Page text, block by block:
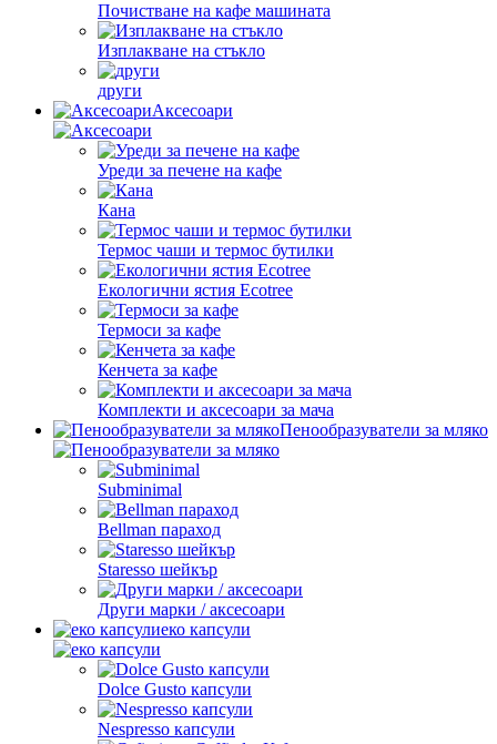
Почистване на кафе машината
Изплакване на стъкло
други
Аксесоари
Уреди за печене на кафе
Кана
Термос чаши и термос бутилки
Екологични ястия Ecotree
Термоси за кафе
Кенчета за кафе
Комплекти и аксесоари за мача
Пенообразуватели за мляко
Subminimal
Bellman параход
Staresso шейкър
Други марки / аксесоари
еко капсули
Dolce Gusto капсули
Nespresso капсули